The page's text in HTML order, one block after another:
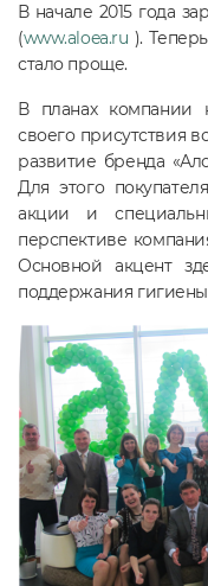
В начале 2015 года
(www.aloea.ru ).
стало проще.
В планах компании
своего присутствия
развитие бренда
Для этого
акции и
перспективе
Основной акцент
поддержания